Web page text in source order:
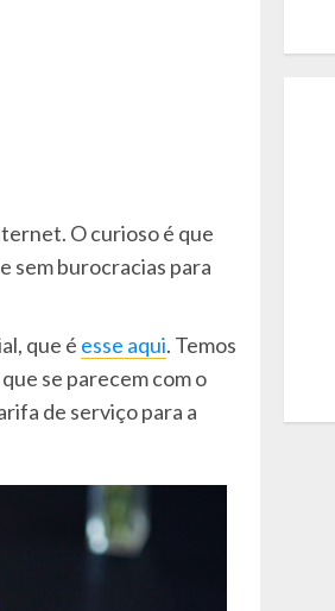
O curioso é que
sem burocracias para
que é esse aqui. Temos
se parecem com o
de serviço para a